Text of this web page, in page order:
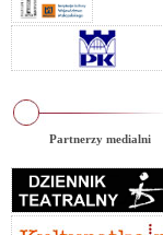
Partnerzy medialni